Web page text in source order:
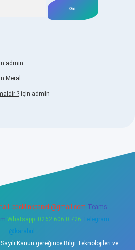
admin
Meral
? için admin
backlinkpaneli@gmail.com Teams:
Whatsapp: 0262 606 0 726 Telegram:
@karabul
Kanun gereğince Bilgi Teknolojileri ve